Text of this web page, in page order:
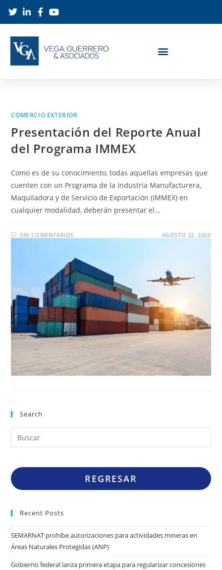
COMERCIO EXTERIOR
Presentación del Reporte Anual
del Programa IMMEX
Como es de su conocimiento, todas aquellas empresas que
cuenten con un Programa de la Industria Manufacturera,
Maquiladora y de Servicio de Exportación (IMMEX) en
cualquier modalidad, deberán presentar el…
SIN COMENTARIOS AGOSTO 22, 2020
Search
REGRESAR
Recent Posts
SEMARNAT prohíbe autorizaciones para actividades mineras en
Áreas Naturales Protegidas (ANP)
Gobierno federal lanza primera etapa para regularizar concesiones